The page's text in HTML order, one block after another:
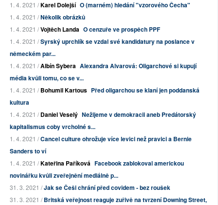
1. 4. 2021 /Karel Dolejší O (marném) hledání "vzorového Čecha"
1. 4. 2021 /Několik obrázků
1. 4. 2021 /Vojtěch Landa O cenzuře ve prospěch PPF
1. 4. 2021 /Syrský uprchlík se vzdal své kandidatury na poslance v
německém par...
1. 4. 2021 /Albín Sybera Alexandra Alvarová: Oligarchové si kupují
média kvůli tomu, co se v...
1. 4. 2021 /Bohumil Kartous Před oligarchou se klaní jen poddanská
kultura
1. 4. 2021 /Daniel Veselý Nežijeme v demokracii aneb Predátorský
kapitalismus coby vrcholné s...
1. 4. 2021 /Cancel culture ohrožuje více levici než pravici a Bernie
Sanders to ví
1. 4. 2021 /Kateřina Paříková Facebook zablokoval americkou
novinářku kvůli zveřejnění mediálně p...
31. 3. 2021 /Jak se Češi chrání před covidem - bez roušek
31. 3. 2021 /Britská veřejnost reaguje zuřivě na tvrzení Downing Street,